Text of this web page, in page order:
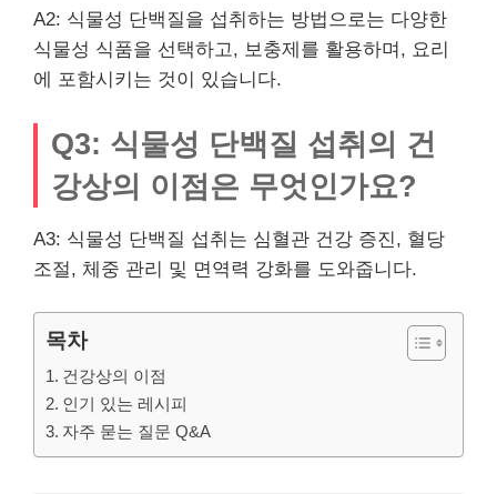
A2: 식물성 단백질을 섭취하는 방법으로는 다양한
식물성 식품을 선택하고, 보충제를 활용하며, 요리
에 포함시키는 것이 있습니다.
Q3: 식물성 단백질 섭취의 건
강상의 이점은 무엇인가요?
A3: 식물성 단백질 섭취는 심혈관 건강 증진, 혈당
조절, 체중 관리 및 면역력 강화를 도와줍니다.
목차
건강상의 이점
인기 있는 레시피
자주 묻는 질문 Q&A